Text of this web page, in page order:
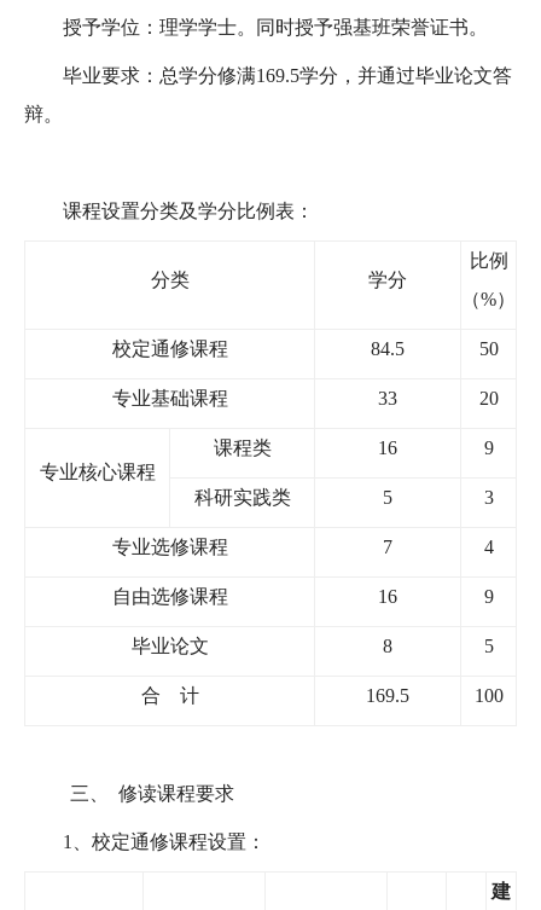
授予学位：理学学士。同时授予强基班荣誉证书。
毕业要求：总学分修满169.5学分，并通过毕业论文答
辩。
课程设置分类及学分比例表：
分类 学分
比例
（%）
校定通修课程 84.5 50
专业基础课程 33 20
专业核心课程
课程类 16 9
科研实践类 5 3
专业选修课程 7 4
自由选修课程 16 9
毕业论文 8 5
合 计 169.5 100
三、 修读课程要求
1 、校定通修课程设置：
建